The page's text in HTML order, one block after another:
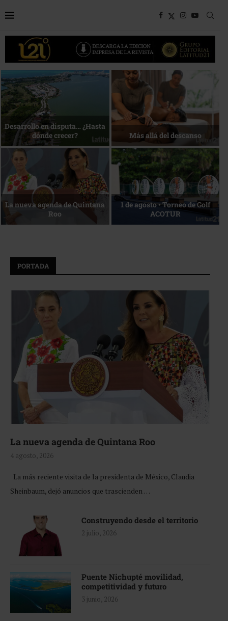
Bottega, un viaje servido a la
mesa
Energía que Impulsa la
competitividad
Reconocimiento de viajeros La esencia del servicio
PORTADA
La nueva agenda de Quintana Roo
4 agosto, 2026
La más reciente visita de la presidenta de México, Claudia
Sheinbaum, dejó anuncios que trascienden …
Construyendo desde el territorio
2 julio, 2026
Puente Nichupté movilidad,
competitividad y futuro
3 junio, 2026